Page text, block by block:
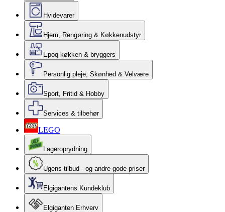
Hvidevarer
Hjem, Rengøring & Køkkenudstyr
Epoq køkken & bryggers
Personlig pleje, Skønhed & Velvære
Sport, Fritid & Hobby
Services & tilbehør
LEGO
Lageroprydning
Ugens tilbud - og andre gode priser
Elgigantens Kundeklub
Elgiganten Erhverv